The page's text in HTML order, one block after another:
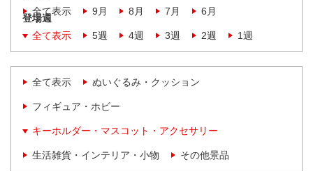
全て表示
9月 8月 7月 6月
登場週
全て表示
5週 4週 3週 2週 1週
全て表示 ぬいぐるみ・クッション
フィギュア・ホビー
キーホルダー・マスコット・アクセサリー
生活雑貨・インテリア・小物 その他景品